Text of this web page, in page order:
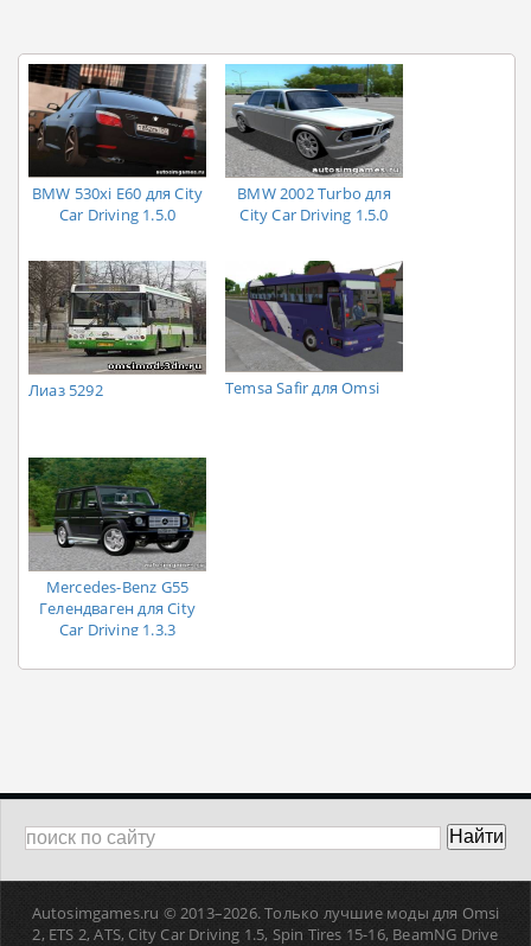
BMW 530xi E60 для City
Car Driving 1.5.0
BMW 2002 Turbo для
City Car Driving 1.5.0
Лиаз 5292 Temsa Safir для Omsi
Mercedes-Benz G55
Гелендваген для City
Car Driving 1.3.3
Autosimgames.ru © 2013–2026. Только лучшие моды для Omsi
2, ETS 2, ATS, Сity Car Driving 1.5, Spin Tires 15-16, BeamNG Drive